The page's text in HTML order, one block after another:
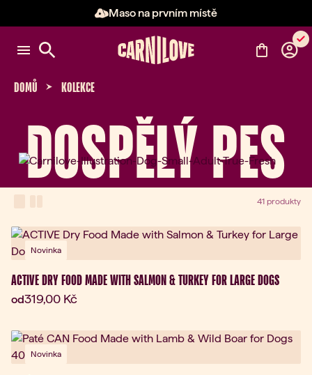
Maso na prvním místě
Položka 2 z 3: Maso na prvním
DOMŮ KOLEKCE
DOSPĚLÝ PES
41 produkty
Novinka
ACTIVE DRY FOOD MADE WITH SALMON & TURKEY FOR LARGE DOGS
odAktuální cena:
319,00 Kč
Novinka